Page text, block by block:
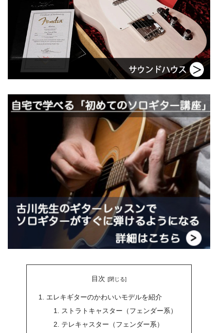
目次
エレキギターのかわいいモデルを紹介
ストラトキャスター（フェンダー系）
テレキャスター（フェンダー系）